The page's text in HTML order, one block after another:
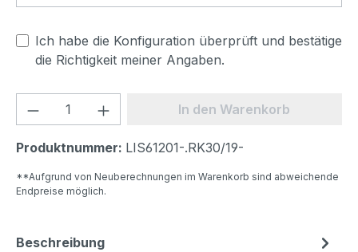
Ich habe die Konfiguration überprüft und bestätige
die Richtigkeit meiner Angaben.
Produkt Anzahl: Gib denIn den Warenkorb
Produktnummer: LIS61201-.RK30/19-
**Aufgrund von Neuberechnungen im Warenkorb sind abweichende
Endpreise möglich.
Beschreibung